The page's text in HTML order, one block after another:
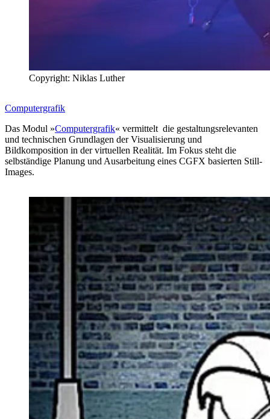
Copyright: Niklas Luther
Computergrafik
Das Modul »Computergrafik« vermittelt die gestaltungsrelevanten
und technischen Grundlagen der Visualisierung und
Bildkomposition in der virtuellen Realität. Im Fokus steht die
selbständige Planung und Ausarbeitung eines CGFX basierten Still-
Images.